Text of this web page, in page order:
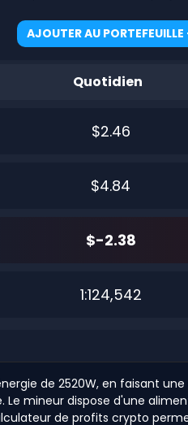
AJOUTER AU PORTEFEUILLE
Quotidien
$2.46
$4.84
$-2.38
1:124,542
de 2520W, en faisant
mineur dispose d'une
de profits crypto